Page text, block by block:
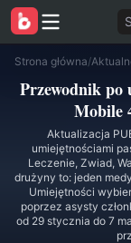
Strona główna/
Przewodnik po
Mobile
Aktualizacja
umiejętnościami
Leczenie, Zwiad,
drużyny to: jeden
Umiejętności
poprzez asysty
od 29 stycznia do 7